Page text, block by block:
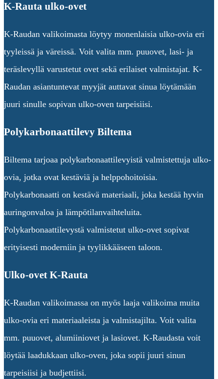
K-Rauta ulko-ovet
K-Raudan valikoimasta löytyy monenlaisia ulko-ovia eri
tyyleissä ja väreissä. Voit valita mm. puuovet, lasi- ja
teräslevyllä varustetut ovet sekä erilaiset valmistajat. K-
Raudan asiantuntevat myyjät auttavat sinua löytämään
juuri sinulle sopivan ulko-oven tarpeisiisi.
Polykarbonaattilevy Biltema
Biltema tarjoaa polykarbonaattilevyistä valmistettuja ulko-
ovia, jotka ovat kestäviä ja helppohoitoisia.
Polykarbonaatti on kestävä materiaali, joka kestää hyvin
auringonvaloa ja lämpötilanvaihteluita.
Polykarbonaattilevystä valmistetut ulko-ovet sopivat
erityisesti moderniin ja tyylikkääseen taloon.
Ulko-ovet K-Rauta
K-Raudan valikoimassa on myös laaja valikoima muita
ulko-ovia eri materiaaleista ja valmistajilta. Voit valita
mm. puuovet, alumiiniovet ja lasiovet. K-Raudasta voit
löytää laadukkaan ulko-oven, joka sopii juuri sinun
tarpeisiisi ja budjettiisi.